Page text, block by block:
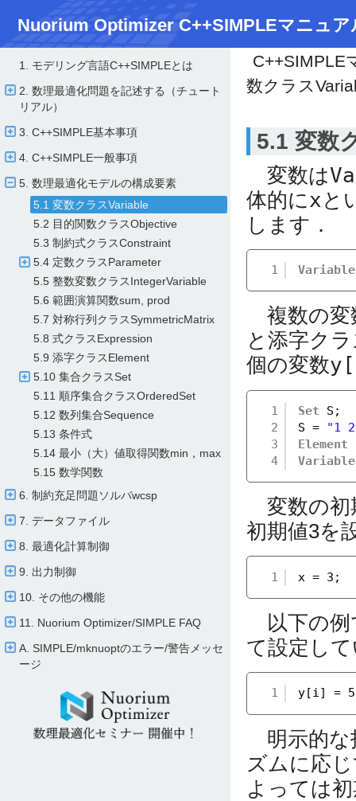
Nuorium Optimizer C++SIMPLEマニュア
1. モデリング言語C++SIMPLEとは
2. 数理最適化問題を記述する（チュート
リアル）
3. C++SIMPLE基本事項
4. C++SIMPLE一般事項
5. 数理最適化モデルの構成要素
5.1 変数クラスVariable
5.2 目的関数クラスObjective
5.3 制約式クラスConstraint
5.4 定数クラスParameter
5.5 整数変数クラスIntegerVariable
5.6 範囲演算関数sum, prod
5.7 対称行列クラスSymmetricMatrix
5.8 式クラスExpression
5.9 添字クラスElement
5.10 集合クラスSet
5.11 順序集合クラスOrderedSet
5.12 数列集合Sequence
5.13 条件式
5.14 最小（大）値取得関数min，max
5.15 数学関数
6. 制約充足問題ソルバwcsp
7. データファイル
8. 最適化計算制御
9. 出力制御
10. その他の機能
11. Nuorium Optimizer/​SIMPLE FAQ
A. SIMPLE/​mknuoptのエラー/​警告メッセ
ージ
C++SIMPLE
数クラス
5.1 変数
変数は
体的にx と
します．
1 Variable
複数の変
と添字ク
個の変数
1
2
3
4
Set
S;
S =
"1
Element
Variable
変数の初
初期値3を
1 x = 3;
以下の例
て設定し
1 y[i] =
明示的な
ズムに応
よっては